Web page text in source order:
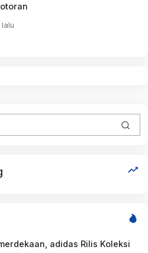
adidas Rilis Koleksi